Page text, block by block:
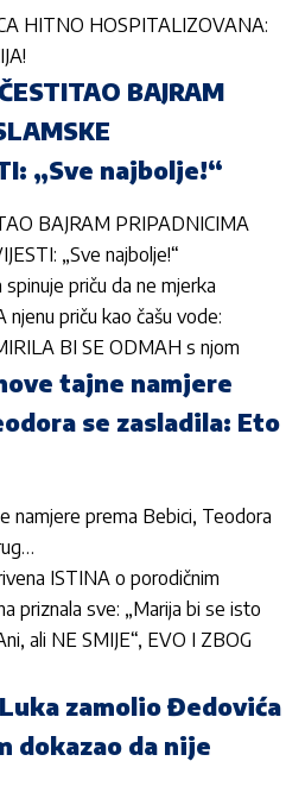
HITNO HOSPITALIZOVANA:
BAJRAM
„Sve najbolje!“
BAJRAM PRIPADNICIMA
„Sve najbolje!“
priču da ne mjerka
priču kao čašu vode:
BI SE ODMAH s njom
tajne namjere
se zasladila: Eto
namjere prema Bebici, Teodora
ISTINA o porodičnim
priznala sve: „Marija bi se isto
ali NE SMIJE“, EVO I ZBOG
Luka zamolio Đedovića
dokazao da nije